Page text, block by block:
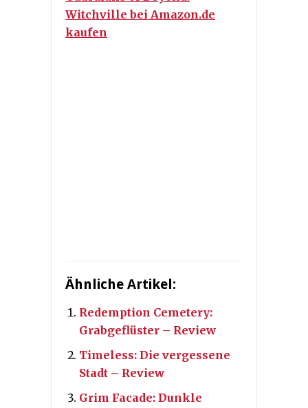
Witchville bei Amazon.de
kaufen
Ähnliche Artikel:
Redemption Cemetery:
Grabgeflüster – Review
Timeless: Die vergessene
Stadt – Review
Grim Facade: Dunkle